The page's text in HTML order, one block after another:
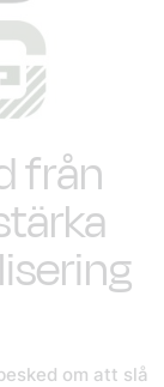
från
om att slå